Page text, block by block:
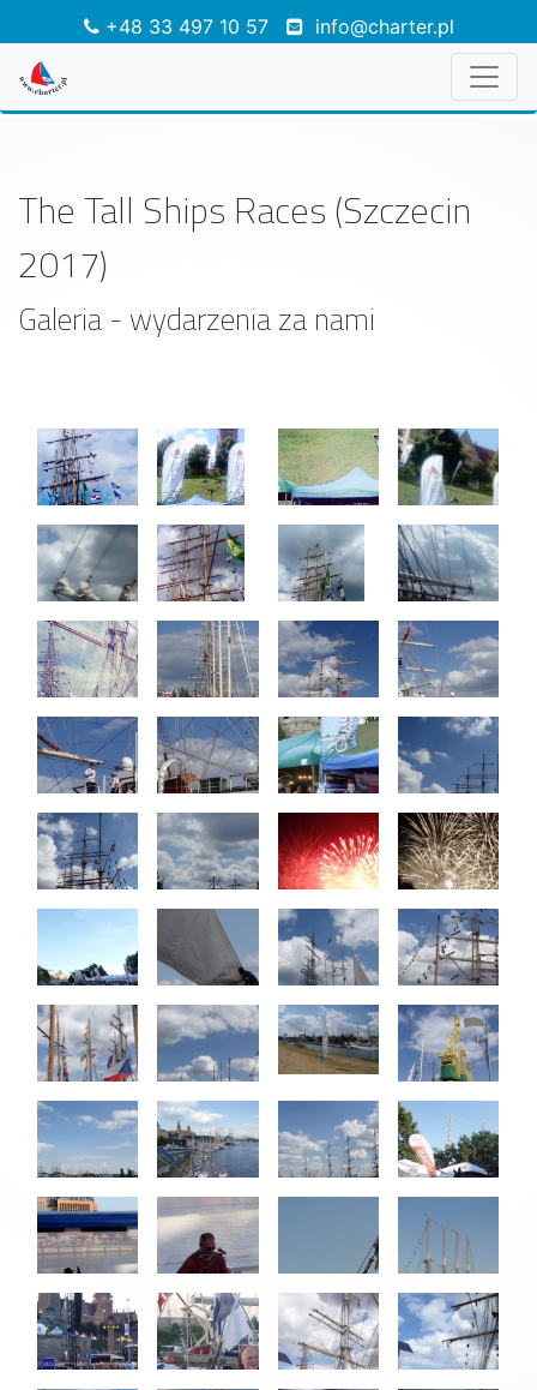
+48 33 497 10 57 info@charter.pl
The Tall Ships Races (Szczecin
2017)
Galeria - wydarzenia za nami